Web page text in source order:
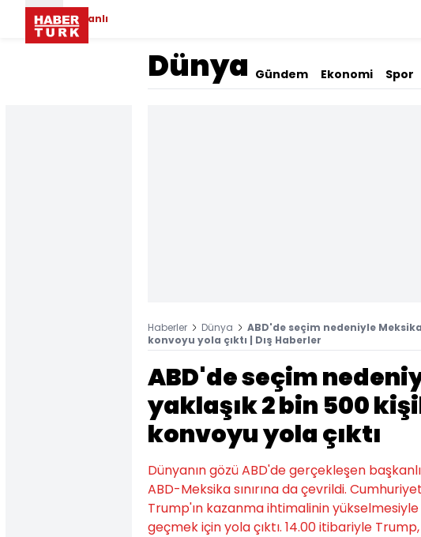
Canlı
Dünya Gündem Ekonomi Spor
Haberler Dünya
ABD'de seçim nedeniyle
konvoyu yola çıktı | Dış Haberler
ABD'de seçim
yaklaşık 2 bin 500
konvoyu yola çıktı
Dünyanın gözü ABD'de gerçekleşen
ABD-Meksika sınırına da çevrildi.
Trump'ın kazanma ihtimalinin
geçmek için yola çıktı. 14.00 itibariyle